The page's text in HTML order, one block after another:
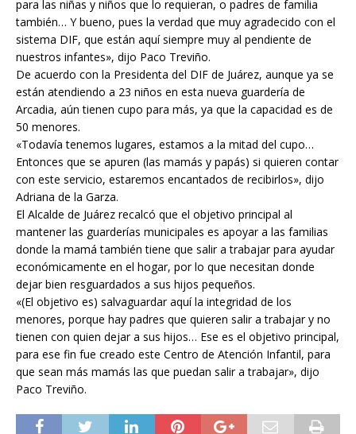
para las niñas y niños que lo requieran, o padres de familia
también… Y bueno, pues la verdad que muy agradecido con el
sistema DIF, que están aquí siempre muy al pendiente de
nuestros infantes», dijo Paco Treviño.
De acuerdo con la Presidenta del DIF de Juárez, aunque ya se
están atendiendo a 23 niños en esta nueva guardería de
Arcadia, aún tienen cupo para más, ya que la capacidad es de
50 menores.
«Todavía tenemos lugares, estamos a la mitad del cupo…
Entonces que se apuren (las mamás y papás) si quieren contar
con este servicio, estaremos encantados de recibirlos», dijo
Adriana de la Garza.
El Alcalde de Juárez recalcó que el objetivo principal al
mantener las guarderías municipales es apoyar a las familias
donde la mamá también tiene que salir a trabajar para ayudar
económicamente en el hogar, por lo que necesitan donde
dejar bien resguardados a sus hijos pequeños.
«(El objetivo es) salvaguardar aquí la integridad de los
menores, porque hay padres que quieren salir a trabajar y no
tienen con quien dejar a sus hijos… Ese es el objetivo principal,
para ese fin fue creado este Centro de Atención Infantil, para
que sean más mamás las que puedan salir a trabajar», dijo
Paco Treviño.